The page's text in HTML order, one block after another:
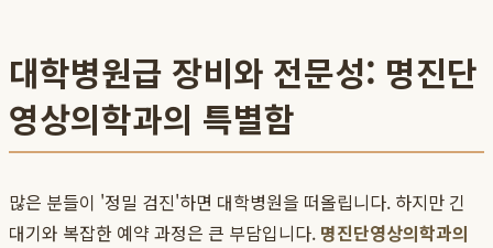
대학병원급 장비와 전문성: 명진단
영상의학과의 특별함
많은 분들이 '정밀 검진'하면 대학병원을 떠올립니다. 하지만 긴
대기와 복잡한 예약 과정은 큰 부담입니다. 명진단영상의학과의